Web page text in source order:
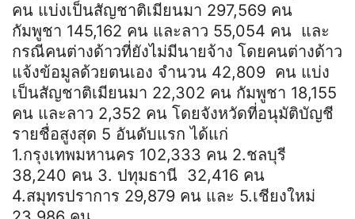
คน แบ่งเป็นสัญชาติเมียนมา 297,569 คน
กัมพูชา 145,162 คน และลาว 55,054 คน และ
กรณีคนต่างด้าวที่ยังไม่มีนายจ้าง โดยคนต่างด้าว
แจ้งข้อมูลด้วยตนเอง จำนวน 42,809 คน แบ่ง
เป็นสัญชาติเมียนมา 22,302 คน กัมพูชา 18,155
คน และลาว 2,352 คน โดยจังหวัดที่อนุมัติบัญชี
รายชื่อสูงสุด 5 อันดับแรก ได้แก่
1.กรุงเทพมหานคร 102,333 คน 2.ชลบุรี
38,240 คน 3. ปทุมธานี 32,416 คน
4.สมุทรปราการ 29,879 คน และ 5.เชียงใหม่